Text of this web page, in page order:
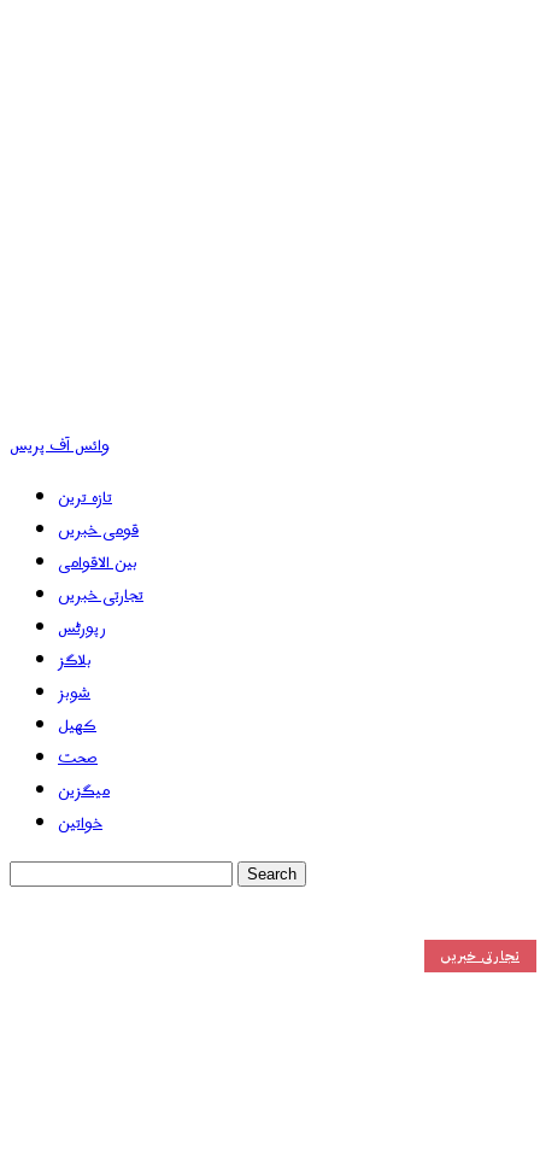
وائس آف پریس
تازہ ترین
قومی خبریں
بین الاقوامی
تجارتی خبریں
رپورٹس
بلاگز
شوبز
کھیل
صحت
میگزین
خواتین
تجارتی خبریں